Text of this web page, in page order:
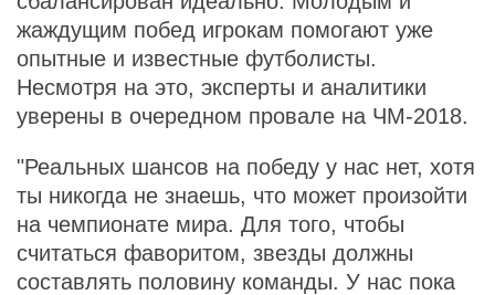
жаждущим побед игрокам помогают уже
опытные и известные футболисты.
Несмотря на это, эксперты и аналитики
уверены в очередном провале на ЧМ-2018.
"Реальных шансов на победу у нас нет, хотя
ты никогда не знаешь, что может произойти
на чемпионате мира. Для того, чтобы
считаться фаворитом, звезды должны
составлять половину команды. У нас пока